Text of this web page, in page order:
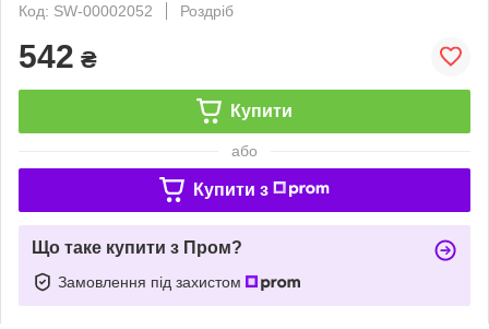
Код: SW-00002052
Роздріб
542 ₴
Купити
або
Купити з
Що таке купити з Пром?
Замовлення під захистом